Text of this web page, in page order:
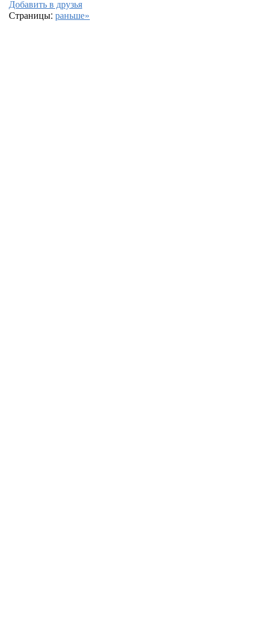
Добавить в друзья
Страницы: раньше»